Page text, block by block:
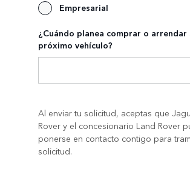
Empresarial
¿Cuándo planea comprar o arrendar
próximo vehículo?
Al enviar tu solicitud, aceptas que
Rover y el concesionario Land Rover
ponerse en contacto contigo para
solicitud.